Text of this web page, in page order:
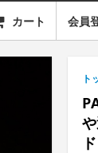
カート 会員
ト